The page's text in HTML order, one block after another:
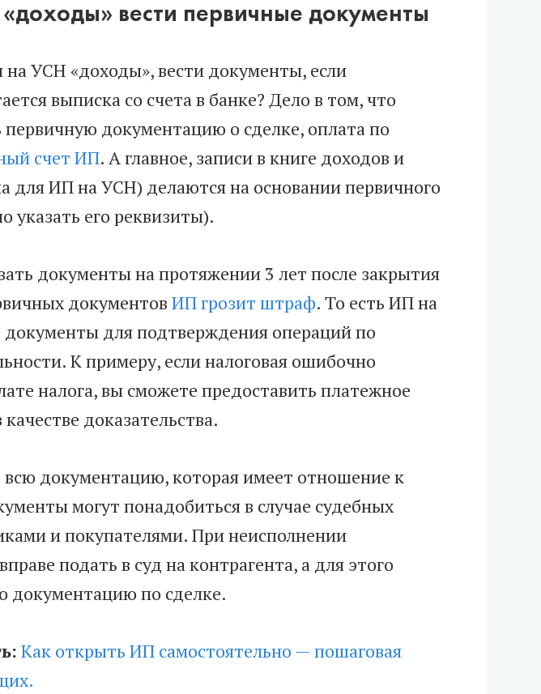
вести первичные документы
УСН «доходы», вести документы, если
выписка со счета в банке? Дело в том, что
первичную документацию о сделке, оплата по
счет ИП. А главное, записи в книге доходов и
для ИП на УСН) делаются на основании первичного
указать его реквизиты).
документы на протяжении 3 лет после закрытия
документов ИП грозит штраф. То есть ИП на
для подтверждения операций по
К примеру, если налоговая ошибочно
налога, вы сможете предоставить платежное
доказательства.
документацию, которая имеет отношение к
могут понадобиться в случае судебных
и покупателями. При неисполнении
подать в суд на контрагента, а для этого
документацию по сделке.
Как открыть ИП самостоятельно — пошаговая